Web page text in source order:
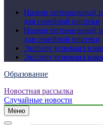
Назван оптимальный
для семейной ипотеки
Назван оптимальный
для семейной ипотеки
Эксперт успокоил
Эксперт успокоил
Образование
Новостная рассылка
Случайные новости
Меню